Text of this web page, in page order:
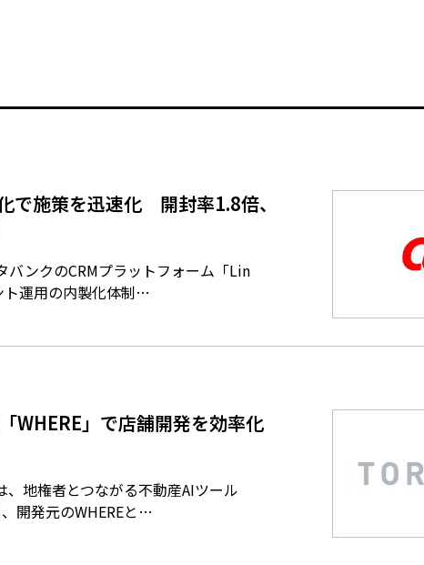
で施策を迅速化 開封率1.8倍、
ンクのCRMプラットフォーム「Lin
ト運用の内製化体制…
WHERE」で店舗開発を効率化
地権者とつながる不動産AIツール
、開発元のWHEREと…